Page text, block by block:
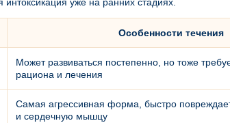
Особенности течения
Может развиваться постепенно, но тоже
рациона и лечения
Самая агрессивная форма, быстро
и сердечную мышцу